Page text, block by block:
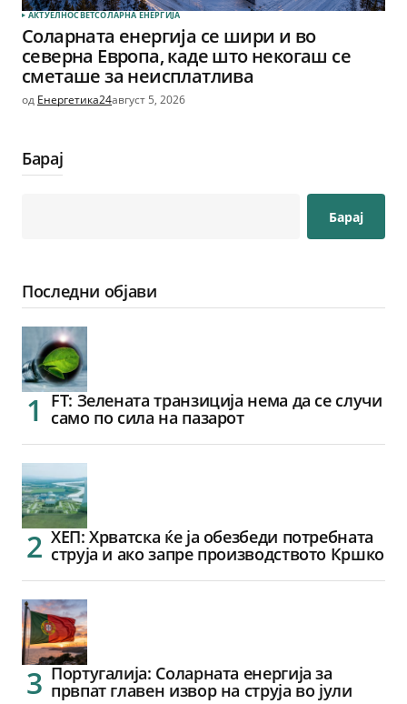
АКТУЕЛНОСВЕТСОЛАРНА EНЕРГИЈА
Соларната енергија се шири и во
северна Европа, каде што некогаш се
сметаше за неисплатлива
од Енергетика24август 5, 2026
Барај
Барај
Последни објави
FT: Зелената транзиција нема да се случи
само по сила на пазарот
ХЕП: Хрватска ќе ја обезбеди потребната
струја и ако запре производството Кршко
Португалија: Соларната енергија за
првпат главен извор на струја во јули